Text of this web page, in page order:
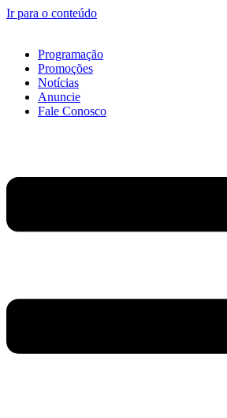
Ir para o conteúdo
Programação
Promoções
Notícias
Anuncie
Fale Conosco